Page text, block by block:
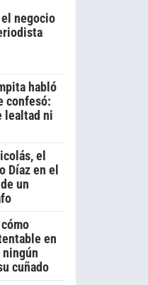
negocio
habló
confesó:
lealtad ni
el
Díaz en el
un
en
ningún
cuñado